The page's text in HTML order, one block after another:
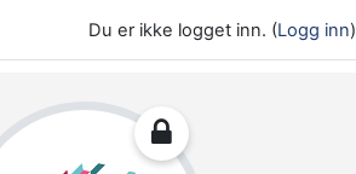
Du er ikke logget inn. (Logg inn)